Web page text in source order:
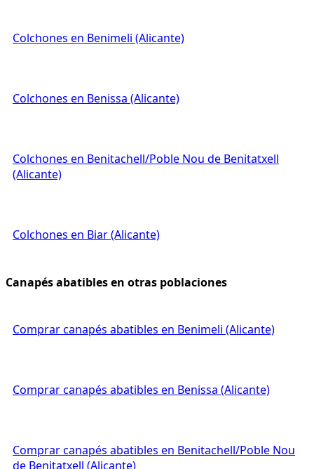
Colchones en Benimeli (Alicante)
Colchones en Benissa (Alicante)
Colchones en Benitachell/Poble Nou de Benitatxell
(Alicante)
Colchones en Biar (Alicante)
Canapés abatibles en otras poblaciones
Comprar canapés abatibles en Benimeli (Alicante)
Comprar canapés abatibles en Benissa (Alicante)
Comprar canapés abatibles en Benitachell/Poble Nou
de Benitatxell (Alicante)